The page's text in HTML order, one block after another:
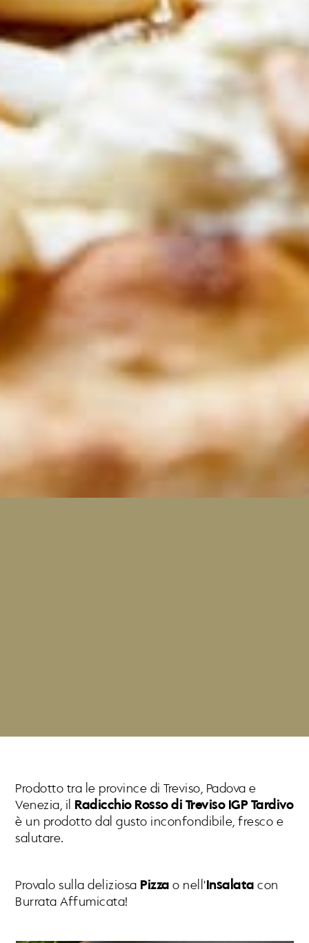
Prodotto tra le province di Treviso, Padova e
Venezia, il Radicchio Rosso di Treviso IGP Tardivo
è un prodotto dal gusto inconfondibile, fresco e
salutare.
Provalo sulla deliziosa Pizza o nell'Insalata con
Burrata Affumicata!